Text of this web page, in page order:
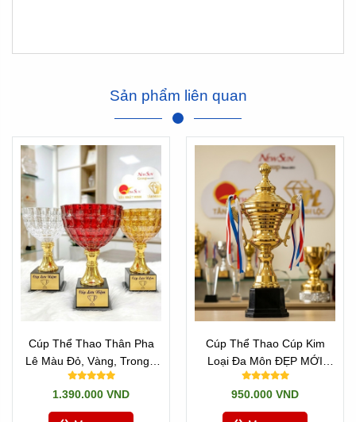
Sản phẩm liên quan
Cúp Thể Thao Thân Pha
Lê Màu Đỏ, Vàng, Trong -
Đẹp Cao Cấp
1.390.000 VND
Cúp Thể Thao Cúp Kim
Loại Đa Môn ĐẸP MỚI
40cm
950.000 VND